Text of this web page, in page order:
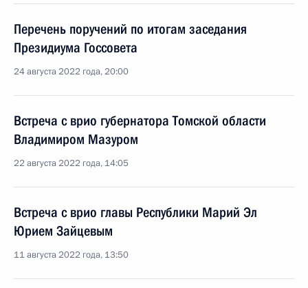
Перечень поручений по итогам заседания
Президиума Госсовета
24 августа 2022 года, 20:00
Встреча с врио губернатора Томской области
Владимиром Мазуром
22 августа 2022 года, 14:05
Встреча с врио главы Республики Марий Эл
Юрием Зайцевым
11 августа 2022 года, 13:50